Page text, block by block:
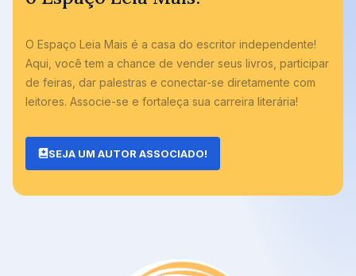
O Espaço Leia Mais é a casa do escritor independente!
Aqui, você tem a chance de vender seus livros, participar
de feiras, dar palestras e conectar-se diretamente com
leitores. Associe-se e fortaleça sua carreira literária!
SEJA UM AUTOR ASSOCIADO!